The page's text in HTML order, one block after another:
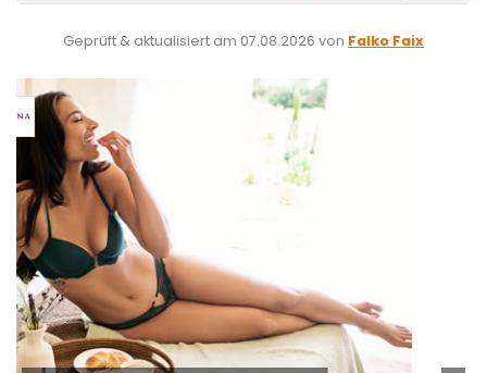
Geprüft & aktualisiert am 07.08.2026 von Falko Faix